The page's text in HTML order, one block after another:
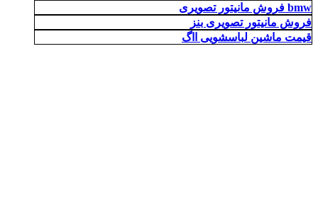
فروش مانیتور تصویری bmw
فروش مانیتور تصویری بنز
قیمت ماشین لباسشویی ااگ